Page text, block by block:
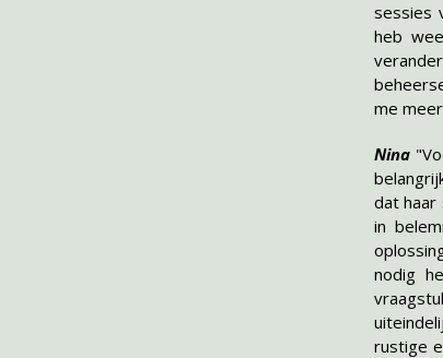
sessies
heb
me
Nina
dat haar
in
nodig
rustige